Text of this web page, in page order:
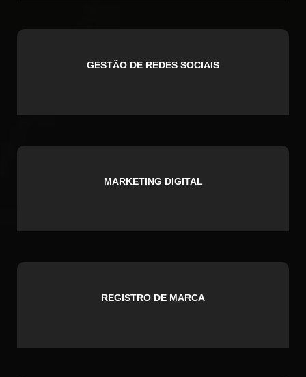
GESTÃO DE REDES SOCIAIS
MARKETING DIGITAL
REGISTRO DE MARCA